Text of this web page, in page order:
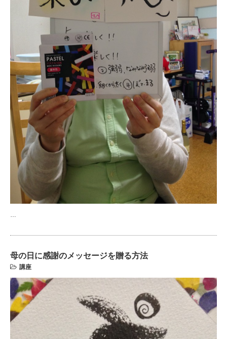
母の日に感謝のメッセージを贈る方法
講座